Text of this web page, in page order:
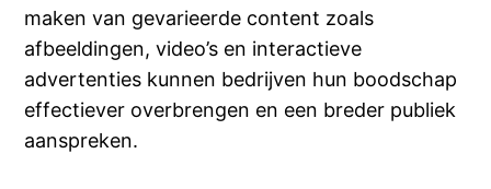
maken van gevarieerde content zoals
afbeeldingen, video’s en interactieve
advertenties kunnen bedrijven hun boodschap
effectiever overbrengen en een breder publiek
aanspreken.